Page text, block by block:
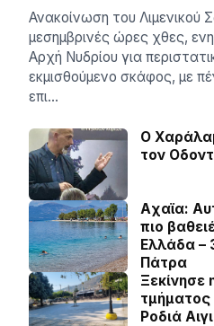
Ανακοίνωση του Λιμενικού
μεσημβρινές ώρες χθες,
Αρχή Νυδρίου για
εκμισθούμενο σκάφος, με
επι…
Ο
τον
Aχαϊα:
πιο
Ελλάδα –
Πάτρα
Ξεκίνησε
τμήματος
Ροδιά